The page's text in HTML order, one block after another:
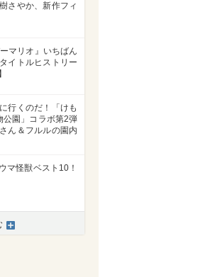
さやか、新作フィ
マリオ』いちばん
イトルヒストリー
行くのだ！「けも
公園」コラボ第2弾
ん＆フルルの園内
マ怪獣ベスト10！